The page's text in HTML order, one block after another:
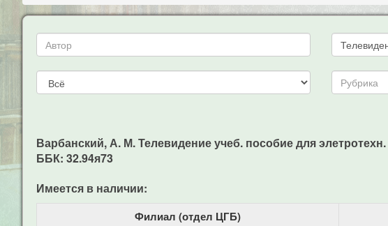
Варбанский, А. М. Телевидение учеб. пособие для
ББК: 32.94я73
Имеется в наличии:
Филиал (отдел ЦГБ)